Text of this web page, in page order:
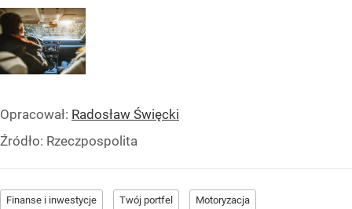
Opracował: Radosław Święcki
Źródło: Rzeczpospolita
Finanse i inwestycje Twój portfel Motoryzacja